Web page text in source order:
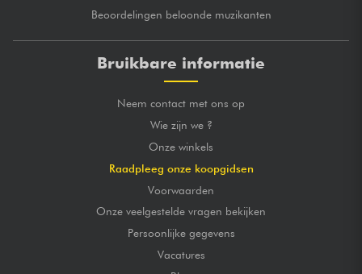
Beoordelingen beloonde muzikanten
Bruikbare informatie
Neem contact met ons op
Wie zijn we ?
Onze winkels
Raadpleeg onze koopgidsen
Voorwaarden
Onze veelgestelde vragen bekijken
Persoonlijke gegevens
Vacatures